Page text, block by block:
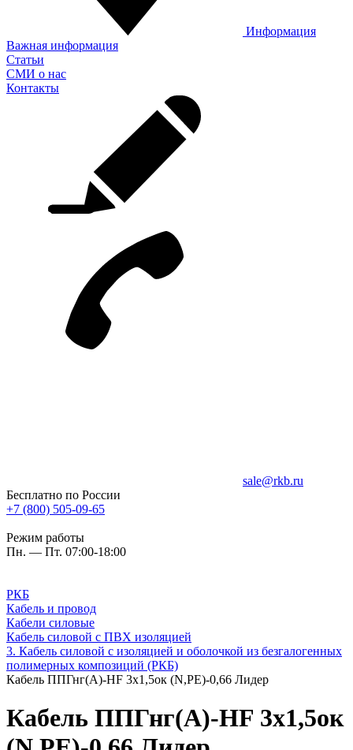
Информация
Важная информация
Статьи
СМИ о нас
Контакты
sale@rkb.ru
Бесплатно по России
+7 (800) 505-09-65
Режим работы
Пн. — Пт. 07:00-18:00
РКБ
Кабель и провод
Кабели силовые
Кабель силовой с ПВХ изоляцией
3. Кабель силовой с изоляцией и оболочкой из безгалогенных
полимерных композиций (РКБ)
Кабель ППГнг(A)-HF 3х1,5ок (N,PE)-0,66 Лидер
Кабель ППГнг(A)-HF 3х1,5ок